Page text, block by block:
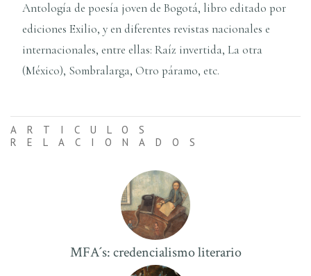
Antología de poesía joven de Bogotá, libro editado por
ediciones Exilio, y en diferentes revistas nacionales e
internacionales, entre ellas: Raíz invertida, La otra
(México), Sombralarga, Otro páramo, etc.
ARTICULOS
RELACIONADOS
MFA´s: credencialismo literario